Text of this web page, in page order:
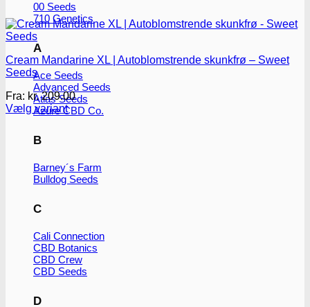
00 Seeds
710 Genetics
A
Ace Seeds
Advanced Seeds
Atlas Seeds
Azure CBD Co.
B
Barney´s Farm
Bulldog Seeds
C
Cali Connection
CBD Botanics
CBD Crew
CBD Seeds
D
Cream Mandarine XL | Autoblomstrende skunkfrø – Sweet
Seeds
Fra: kr.209.00
Vælg variant
varianter.
Mulighederne
vælges
varesiden